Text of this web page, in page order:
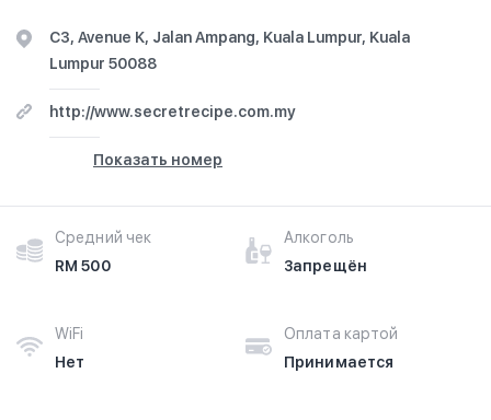
C3, Avenue K, Jalan Ampang, Kuala Lumpur, Kuala
Lumpur 50088
http://www.secretrecipe.com.my
Показать номер
Средний чек
RM 500
Алкоголь
Запрещён
WiFi
Нет
Оплата картой
Принимается